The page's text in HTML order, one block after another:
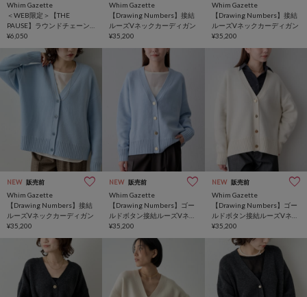
Whim Gazette
＜WEB限定＞【THE
PAUSE】ラウンドチェーン
ネックレス
¥6,050
Whim Gazette
【Drawing Numbers】接結
ルーズVネックカーディガン
¥35,200
Whim Gazette
【Drawing Numbers】接結
ルーズVネックカーディガン
¥35,200
NEW 販売前
Whim Gazette
【Drawing Numbers】接結
ルーズVネックカーディガン
¥35,200
NEW 販売前
Whim Gazette
【Drawing Numbers】ゴー
ルドボタン接結ルーズVネッ
クカーディガン
¥35,200
NEW 販売前
Whim Gazette
【Drawing Numbers】ゴー
ルドボタン接結ルーズVネッ
クカーディガン
¥35,200